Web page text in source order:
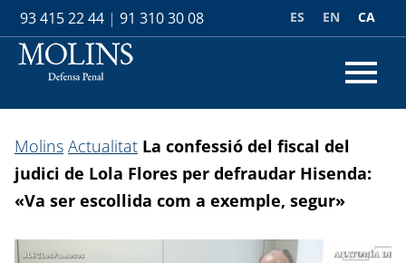
93 415 22 44 | 91 310 30 08 CA
EN
ES
Molins Actualitat La confessió del fiscal del
judici de Lola Flores per defraudar Hisenda:
«Va ser escollida com a exemple, segur»